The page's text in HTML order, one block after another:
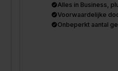
Alles in Business,
Voorwaardelijke
Onbeperkt aantal